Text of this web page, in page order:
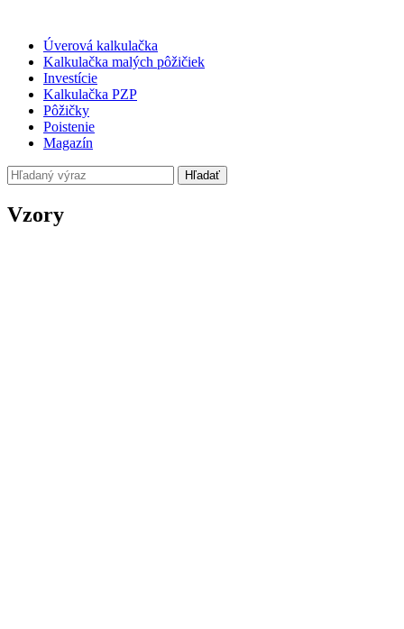
Úverová kalkulačka
Kalkulačka malých pôžičiek
Investície
Kalkulačka PZP
Pôžičky
Poistenie
Magazín
Hľadať
Vzory